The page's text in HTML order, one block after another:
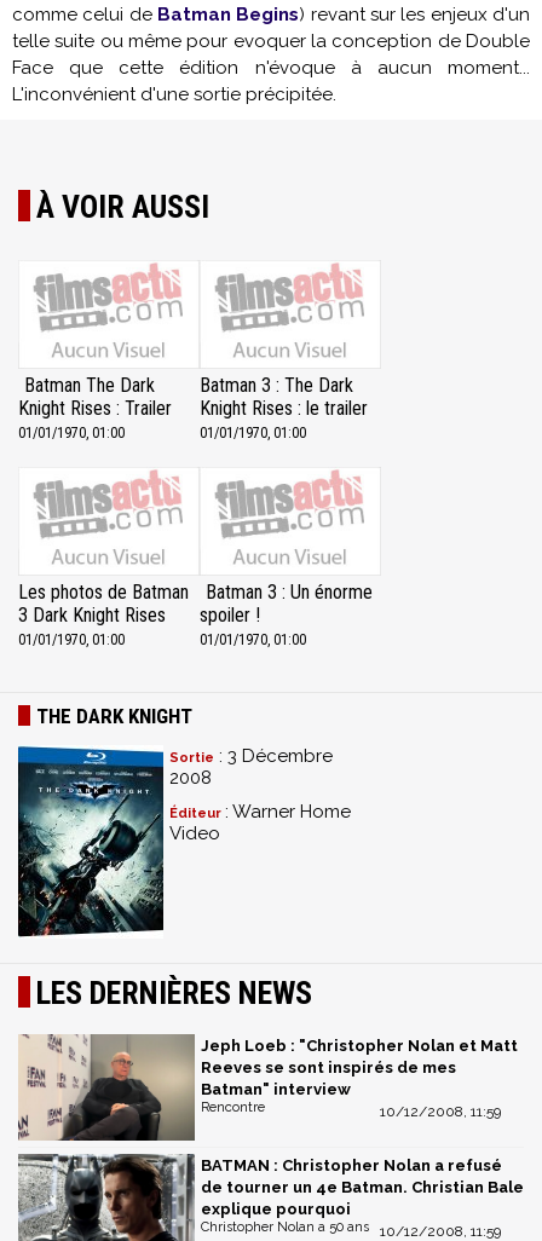
comme celui de Batman Begins) revant sur les enjeux d'un
telle suite ou même pour evoquer la conception de Double
Face que cette édition n'évoque à aucun moment...
L'inconvénient d'une sortie précipitée.
À VOIR AUSSI
Batman The Dark
Knight Rises : Trailer
01/01/1970, 01:00
Batman 3 : The Dark
Knight Rises : le trailer
01/01/1970, 01:00
Les photos de Batman
3 Dark Knight Rises
01/01/1970, 01:00
Batman 3 : Un énorme
spoiler !
01/01/1970, 01:00
THE DARK KNIGHT
Sortie : 3 Décembre
2008
Éditeur : Warner Home
Video
LES DERNIÈRES NEWS
Jeph Loeb : "Christopher Nolan et Matt
Reeves se sont inspirés de mes
Batman" interview
10/12/2008, 11:59
Rencontre
BATMAN : Christopher Nolan a refusé
de tourner un 4e Batman. Christian Bale
explique pourquoi
10/12/2008, 11:59
Christopher Nolan a 50 ans